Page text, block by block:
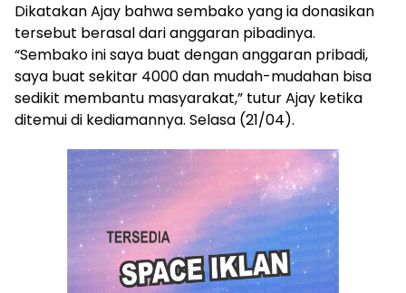
Dikatakan Ajay bahwa sembako yang ia donasikan
tersebut berasal dari anggaran pibadinya.
“Sembako ini saya buat dengan anggaran pribadi,
saya buat sekitar 4000 dan mudah-mudahan bisa
sedikit membantu masyarakat,” tutur Ajay ketika
ditemui di kediamannya. Selasa (21/04).